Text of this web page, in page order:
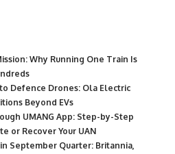
Why Running One Train Is
Defence Drones: Ola Electric
Beyond EVs
UMANG App: Step-by-Step
or Recover Your UAN
September Quarter: Britannia,